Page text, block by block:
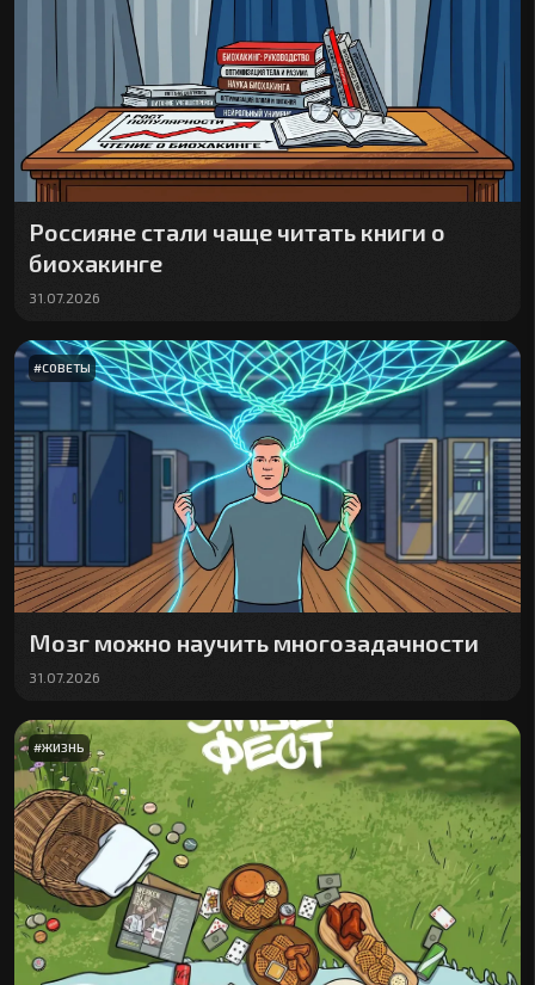
Россияне стали чаще читать книги о
биохакинге
31.07.2026
#СОВЕТЫ
Мозг можно научить многозадачности
31.07.2026
#ЖИЗНЬ